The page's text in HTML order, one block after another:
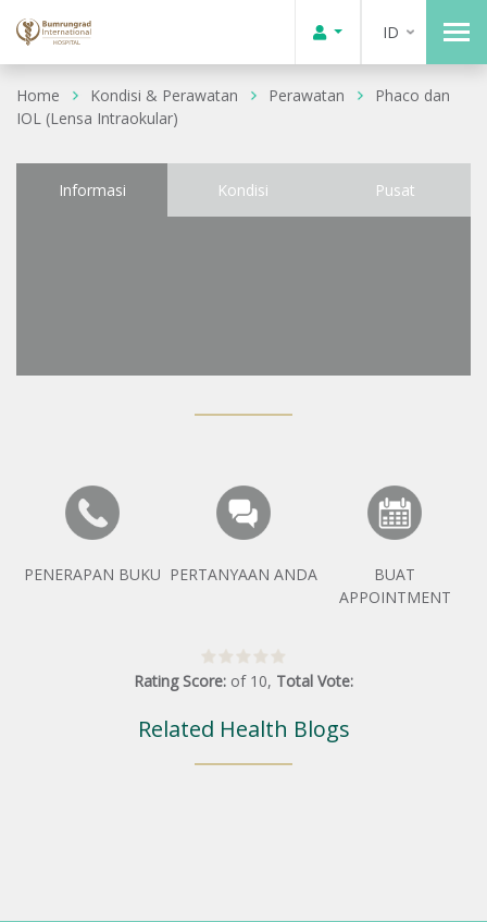
ID
Home Kondisi & Perawatan Perawatan
Phaco dan
IOL (Lensa Intraokular)
Informasi Kondisi Pusat
PENERAPAN BUKU PERTANYAAN ANDA
BUAT
APPOINTMENT
Rating Score: of 10, Total Vote:
Related Health Blogs